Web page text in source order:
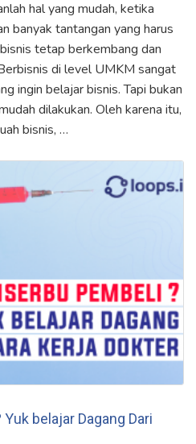
hal yang mudah, ketika
banyak tantangan yang harus
tetap berkembang dan
di level UMKM sangat
ingin belajar bisnis. Tapi bukan
dilakukan. Oleh karena itu,
bisnis, …
belajar Dagang Dari